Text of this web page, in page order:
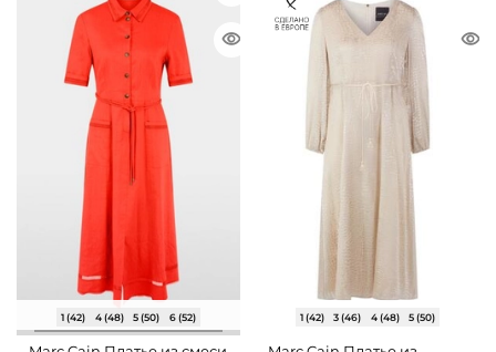
1 (42) 4 (48) 5 (50) 6 (52) 1 (42) 3 (46) 4 (48) 5 (50)